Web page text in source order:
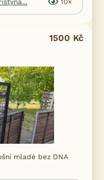
1500 Kč
mladé bez DNA